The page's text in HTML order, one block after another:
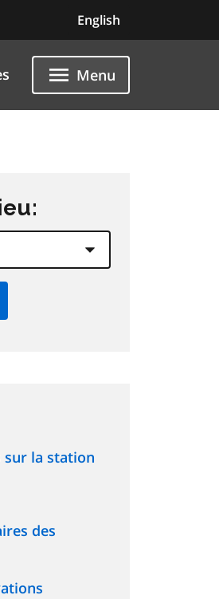
English
Menu
sur la station
des